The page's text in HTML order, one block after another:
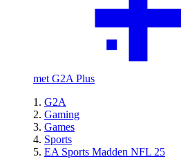
met G2A Plus
G2A
Gaming
Games
Sports
EA Sports Madden NFL 25